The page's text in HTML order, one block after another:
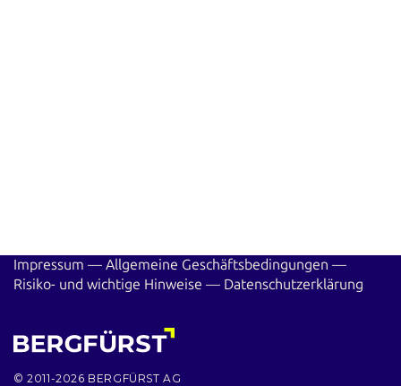
Impressum — Allgemeine Geschäftsbedingungen —
Risiko- und wichtige Hinweise — Datenschutzerklärung
© 2011-2026 BERGFÜRST AG